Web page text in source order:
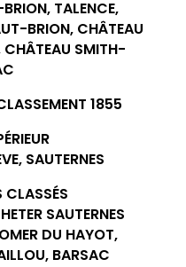
TALENCE,
BRION, CHÂTEAU
CHÂTEAU SMITH-
1855
SAUTERNES
CLASSÉS
SAUTERNES
DU HAYOT,
BARSAC